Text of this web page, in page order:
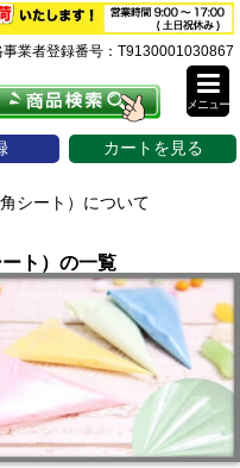
事業者登録番号：T9130001030867
カートを見る
メニュー
シート）について
ト）の一覧